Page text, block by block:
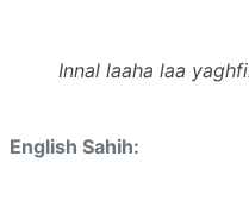
Innal laaha laa
English Sahih: